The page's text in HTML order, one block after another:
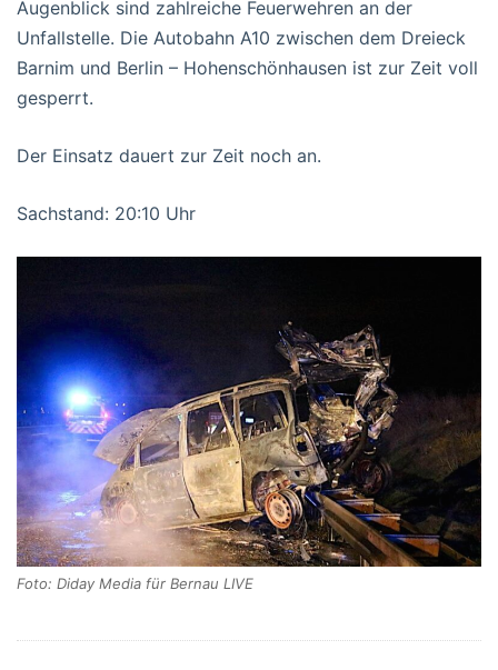
Augenblick sind zahlreiche Feuerwehren an der
Unfallstelle. Die Autobahn A10 zwischen dem Dreieck
Barnim und Berlin – Hohenschönhausen ist zur Zeit voll
gesperrt.
Der Einsatz dauert zur Zeit noch an.
Sachstand: 20:10 Uhr
Foto: Diday Media für Bernau LIVE